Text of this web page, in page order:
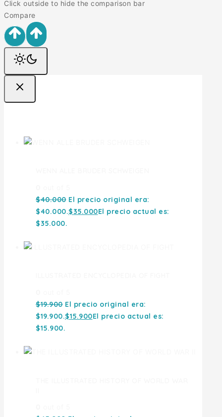
Click outside to hide the comparison bar
Compare
$40.000 El precio original era:
$40.000.$35.000El precio actual es:
$35.000.
$19.900 El precio original era:
$19.900.$15.900El precio actual es:
$15.900.